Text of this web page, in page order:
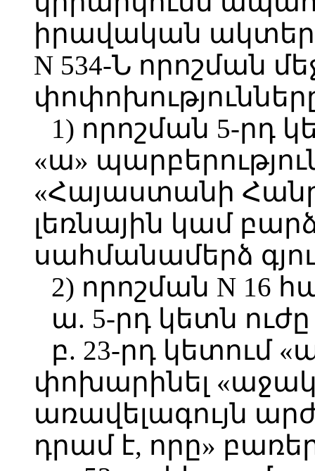
իրավական
N 534-Ն որոշման
1) որոշման 5-րդ
«ա»
«Հայաստանի
լեռնային կամ
սահմանամերձ
2) որոշման N 16
ա. 5-րդ կետն
բ. 23-րդ կետում
փոխարինել
առավելագույն
դրամ է, որը»